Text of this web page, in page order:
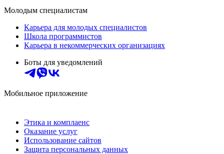
Молодым специалистам
Карьера для молодых специалистов
Школа программистов
Карьера в некоммерческих организациях
Боты для уведомлений
Мобильное приложение
Этика и комплаенс
Оказание услуг
Использование сайтов
Защита персональных данных